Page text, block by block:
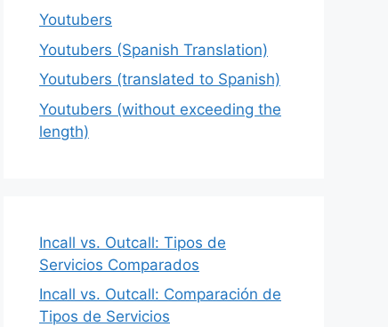
Youtubers
Youtubers (Spanish Translation)
Youtubers (translated to Spanish)
Youtubers (without exceeding the
length)
Incall vs. Outcall: Tipos de
Servicios Comparados
Incall vs. Outcall: Comparación de
Tipos de Servicios